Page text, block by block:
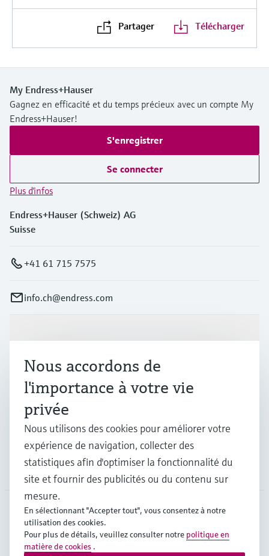
Partager Télécharger
My Endress+Hauser
Gagnez en efficacité et du temps précieux avec un compte My
Endress+Hauser!
S'enregistrer
Se connecter
Plus d'infos
Endress+Hauser (Schweiz) AG
Suisse
+41 61 715 7575
info.ch@endress.com
Industries
Support
Société
CHE•Français
Nous accordons de
l'importance à votre vie
privée
Nous utilisons des cookies pour améliorer votre
expérience de navigation, collecter des
statistiques afin d'optimiser la fonctionnalité du
site et fournir des publicités ou du contenu sur
mesure.
En sélectionnant "Accepter tout", vous consentez à notre
utilisation des cookies.
Pour plus de détails, veuillez consulter notre politique en
matière de cookies .